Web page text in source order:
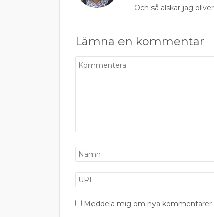
Och så älskar jag
Lämna en kommentar
Meddela mig om nya kommentarer